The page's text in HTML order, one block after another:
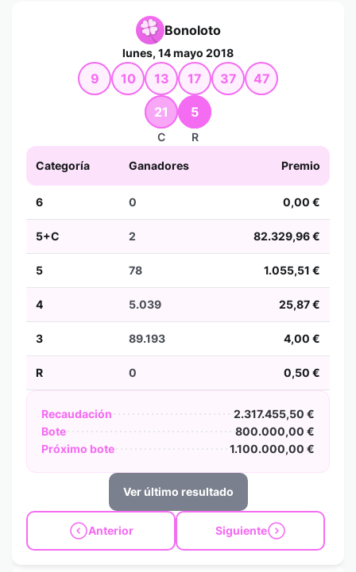
Bonoloto
lunes, 14 mayo 2018
9 10 13 17 37 47
21
C
5
R
Categoría Ganadores Premio
6 0 0,00 €
5+C 2 82.329,96 €
5 78 1.055,51 €
4 5.039 25,87 €
3 89.193 4,00 €
R 0 0,50 €
Recaudación
2.317.455,50 €
Bote
800.000,00 €
Próximo bote
1.100.000,00 €
Ver último resultado
Anterior Siguiente